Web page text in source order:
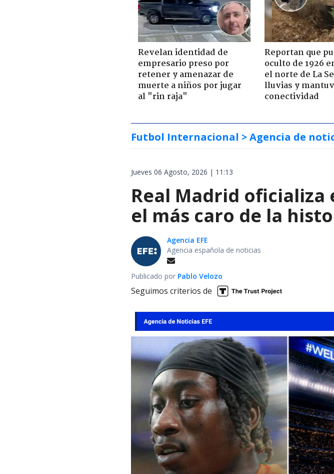
Revelan identidad de
empresario preso por
retener y amenazar de
muerte a niños por jugar
al "rin raja"
Reportan que
oculto de 1926
el norte de La
lluvias y
conectividad
Futbol Internacional > Agencia de
Jueves 06 Agosto, 2026 | 11:13
Real Madrid oficializa
el más caro de la
Agencia EFE
Agencia española de noticias
Publicado por Pablo Velozo
Seguimos criterios de